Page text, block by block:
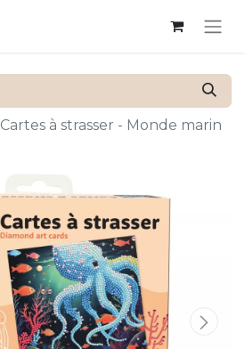
Cartes à strasser - Monde marin